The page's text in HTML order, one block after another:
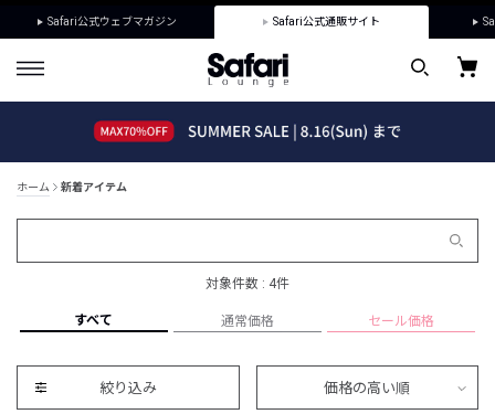
Safari公式ウェブマガジン Safari公式通販サイト
ホーム 新着アイテム
対象件数 : 4件
すべて 通常価格 セール価格
絞り込み 価格の高い順